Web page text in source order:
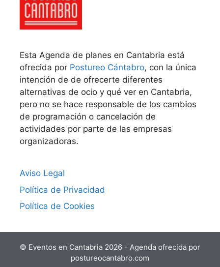
Esta Agenda de planes en Cantabria está
ofrecida por Postureo Cántabro, con la única
intención de de ofrecerte diferentes
alternativas de ocio y qué ver en Cantabria,
pero no se hace responsable de los cambios
de programación o cancelación de
actividades por parte de las empresas
organizadoras.
Aviso Legal
Política de Privacidad
Política de Cookies
© Eventos en Cantabria 2026 - Agenda ofrecida por
postureocantabro.com